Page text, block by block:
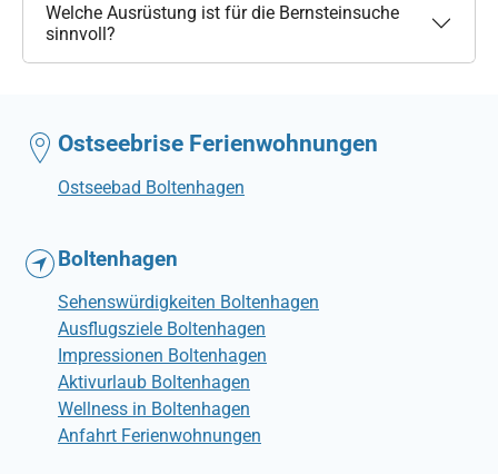
Welche Ausrüstung ist für die Bernsteinsuche
sinnvoll?
Ostseebrise Ferienwohnungen
Ostseebad Boltenhagen
Boltenhagen
Sehenswürdigkeiten Boltenhagen
Ausflugsziele Boltenhagen
Impressionen Boltenhagen
Aktivurlaub Boltenhagen
Wellness in Boltenhagen
Anfahrt Ferienwohnungen